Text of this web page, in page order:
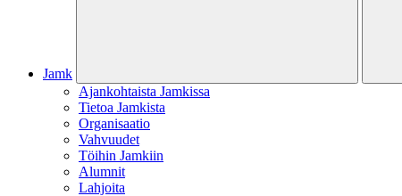
Jamk
Ajankohtaista Jamkissa
Tietoa Jamkista
Organisaatio
Vahvuudet
Töihin Jamkiin
Alumnit
Lahjoita